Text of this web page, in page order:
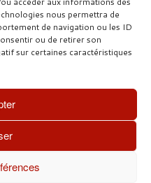
nous permettra de
de navigation ou les ID
ou de retirer son
sur certaines caractéristiques
les nouvelles lois